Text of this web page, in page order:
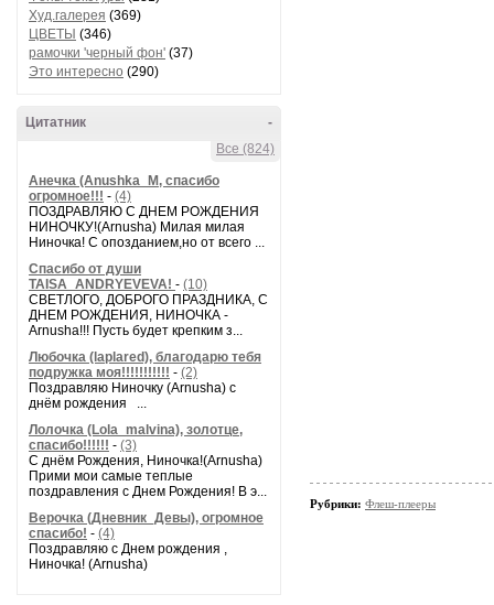
Худ.галерея (369)
ЦВЕТЫ (346)
рамочки 'черный фон' (37)
Это интересно (290)
-
Цитатник
Все (824)
Анечка (Anushka_M, спасибо
огромное!!! - (4)
ПОЗДРАВЛЯЮ С ДНЕМ РОЖДЕНИЯ
НИНОЧКУ!(Arnusha) Милая милая
Ниночка! С опозданием,но от всего ...
Спасибо от души
TAISA_ANDRYEVEVA! - (10)
СВЕТЛОГО, ДОБРОГО ПРАЗДНИКА, С
ДНЕМ РОЖДЕНИЯ, НИНОЧКА -
Arnusha!!! Пусть будет крепким з...
Любочка (laplared), благодарю тебя
подружка моя!!!!!!!!!!! - (2)
Поздравляю Ниночку (Arnusha) с
днём рождения ...
Лолочка (Lola_malvina), золотце,
спасибо!!!!!! - (3)
С днём Рождения, Ниночка!(Аrnusha)
Прими мои самые теплые
поздравления с Днем Рождения! В э...
Верочка (Дневник_Девы), огромное
спасибо! - (4)
Поздравляю с Днем рождения ,
Ниночка! (Arnusha)
Рубрики: Флеш-плееры